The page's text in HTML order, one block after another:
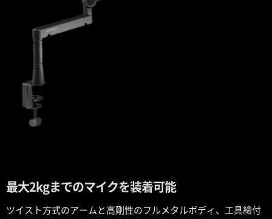
最大2kgまでのマイクを装着可能
ツイスト方式のアームと高剛性のフルメタルボディ、工具締付